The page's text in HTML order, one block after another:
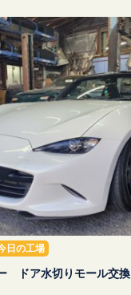
日の工場
ドア水切りモール交換